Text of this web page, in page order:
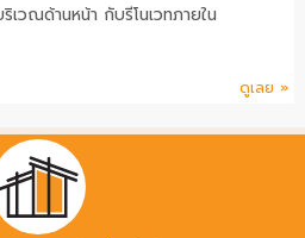
วณด้านหน้า กับรีโนเวทภายใน
ดูเลย »